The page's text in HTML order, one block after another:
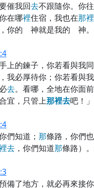
催我回去不跟隨你。你
在哪裡住宿，我也在那裡
你的 神就是我的 神。
上的鍊子，你若看與我
，我必厚待你；你若看與
去。看哪，全地在你面
宜，只管上那裡去吧！」
們知道； 那條路，你們
去 ，你們知道那條路）。
備了地方，就必再來接